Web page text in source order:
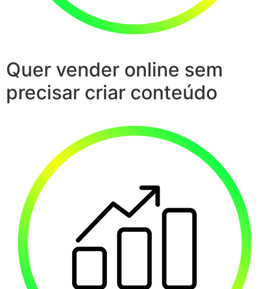
Quer vender online sem
precisar criar conteúdo